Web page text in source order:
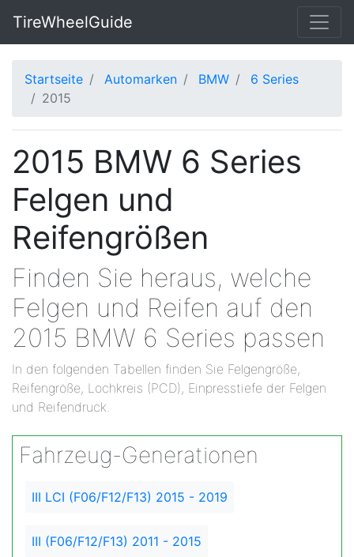
TireWheelGuide
Startseite Automarken BMW
6 Series
2015
2015 BMW 6 Series
Felgen und
Reifengrößen
Finden Sie heraus, welche
Felgen und Reifen auf den
2015 BMW 6 Series passen
In den folgenden Tabellen finden Sie Felgengröße,
Reifengröße, Lochkreis (PCD), Einpresstiefe der Felgen
und Reifendruck.
Fahrzeug-Generationen
III LCI (F06/F12/F13) 2015 - 2019
III (F06/F12/F13) 2011 - 2015